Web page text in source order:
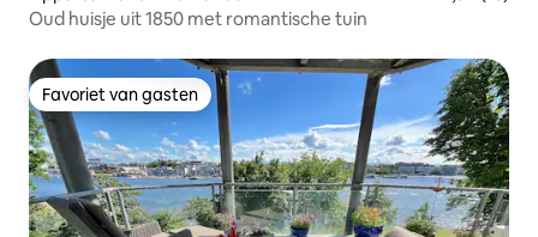
Oud huisje uit 1850 met romantische tuin
Favoriet van gasten
Favoriet van gasten